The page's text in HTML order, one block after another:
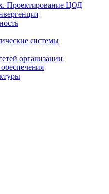
Проектирование ЦОД
системы
организации